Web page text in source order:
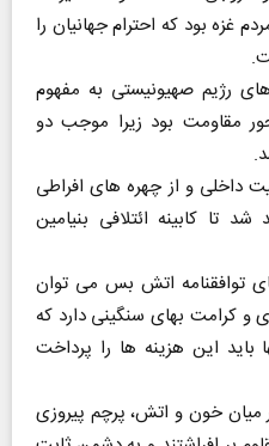
غزه بود که احترام جهانیان را
های رژیم صهیونیستی به مفهوم
مقاومت بود زیرا موجب دو
داخلی و از چهره های افراطی
تا کابینه ائتلافی بنیامین
توافقنامه اتش بس می توان
و کرامت بهای سنگینی دارد که
باید این هزینه ها را پرداخت
میان خون و اتش، پرچم پیروزی